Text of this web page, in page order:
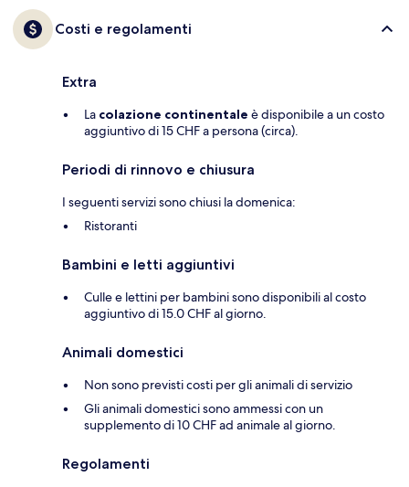
Costi e regolamenti
Extra
La colazione continentale è disponibile a un costo
aggiuntivo di 15 CHF a persona (circa).
Periodi di rinnovo e chiusura
I seguenti servizi sono chiusi la domenica:
Ristoranti
Bambini e letti aggiuntivi
Culle e lettini per bambini sono disponibili al costo
aggiuntivo di 15.0 CHF al giorno.
Animali domestici
Non sono previsti costi per gli animali di servizio
Gli animali domestici sono ammessi con un
supplemento di 10 CHF ad animale al giorno.
Regolamenti